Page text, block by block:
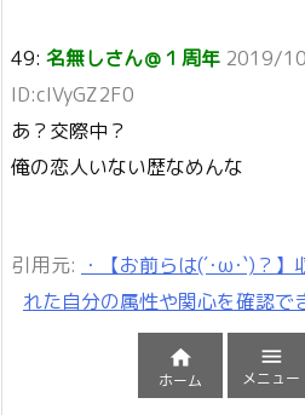
49: 名無しさん＠１周年 2019/
ID:cIVyGZ2F0
あ？交際中？
俺の恋人いない歴なめんな
引用元: ・【お前らは(´･ω･`)？
れた自分の属性や関心を確認で

ホーム

メニュー